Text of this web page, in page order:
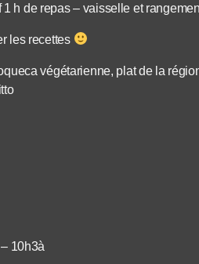
h de repas – vaisselle et
les recettes
végétarienne, plat de la
10h3à